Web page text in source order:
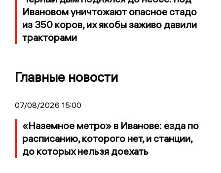
Ивановом уничтожают опасное стадо
из 350 коров, их якобы заживо давили
тракторами
Главные новости
07/08/2026 15:00
«Наземное метро» в Иванове: езда по
расписанию, которого нет, и станции,
до которых нельзя доехать